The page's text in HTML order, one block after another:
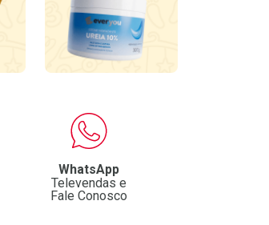
WhatsApp
Televendas e
Fale Conosco